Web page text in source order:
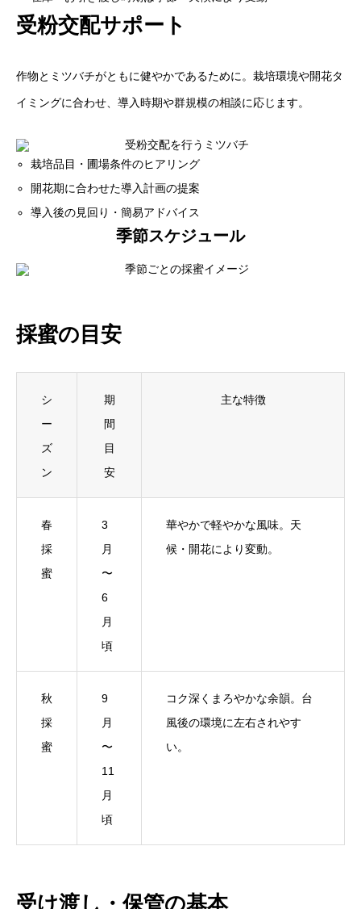
受粉交配サポート
作物とミツバチがともに健やかであるために。栽培環境や開花タ
イミングに合わせ、導入時期や群規模の相談に応じます。
栽培品目・圃場条件のヒアリング
開花期に合わせた導入計画の提案
導入後の見回り・簡易アドバイス
季節スケジュール
採蜜の目安
シ
ー
ズ
ン
期
間
目
安
主な特徴
春
採
蜜
3
月
〜
6
月
頃
華やかで軽やかな風味。天
候・開花により変動。
秋
採
蜜
9
月
〜
11
月
頃
コク深くまろやかな余韻。台
風後の環境に左右されやす
い。
受け渡し・保管の基本